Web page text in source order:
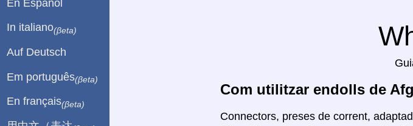
Com utilitzar endolls de
Connectors, preses de corrent,
En Español
In italiano(βeta)
Auf Deutsch
Em português(βeta)
En français(βeta)